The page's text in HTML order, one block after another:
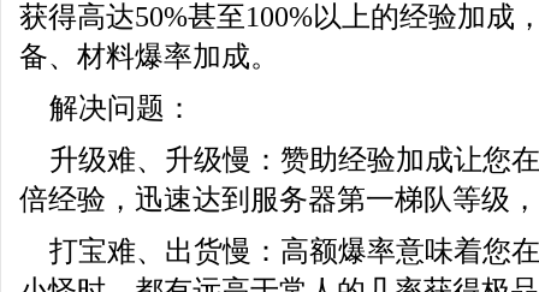
获得高达50%甚至100%以上的经验加成
备、材料爆率加成。
解决问题：
升级难、升级慢：赞助经验加成让您
倍经验，迅速达到服务器第一梯队等级
打宝难、出货慢：高额爆率意味着您